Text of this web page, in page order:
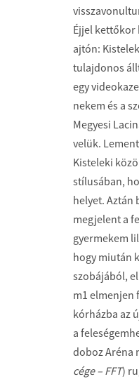
Éjjel kettőkor
ajtón:
tulajdonos
egy
nekem és a
Megyesi
velük.
Kisteleki
stílusában,
helyet. Aztán
megjelent a
gyermekem
hogy miután
szobájából,
m1 elmenjen
kórházba az
a
doboz Aréna
cége – FFT)